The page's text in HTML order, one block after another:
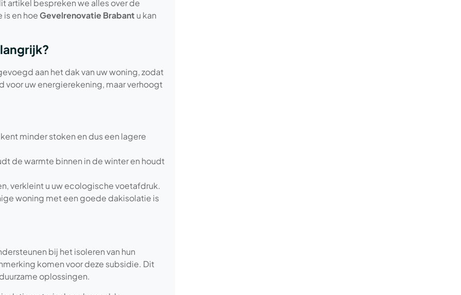
artikel bespreken we alles over de
is en hoeGevelrenovatie Brabant u kan
aan het dak van uw woning, zodat
voor uw energierekening, maar verhoogt
minder stoken en dus een lagere
de warmte binnen in de winter en houdt
verkleint u uw ecologische voetafdruk.
woning met een goede dakisolatie is
bij het isoleren van hun
komen voor deze subsidie. Dit
oplossingen.